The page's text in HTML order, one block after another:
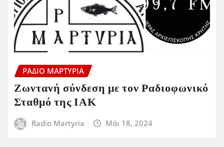
ΡΆΔΙΟ ΜΑΡΤΥΡΊΑ
Ζωντανή σύνδεση με τον Ραδιοφωνικό
Σταθμό της ΙΑΚ
Radio Martyria Μάι 18, 2024